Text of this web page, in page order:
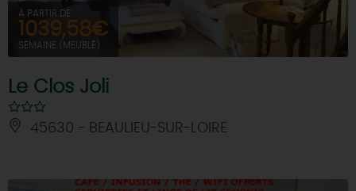
À PARTIR DE
1039,58€
SEMAINE (MEUBLÉ)
Le Clos Joli
45630 - BEAULIEU-SUR-LOIRE